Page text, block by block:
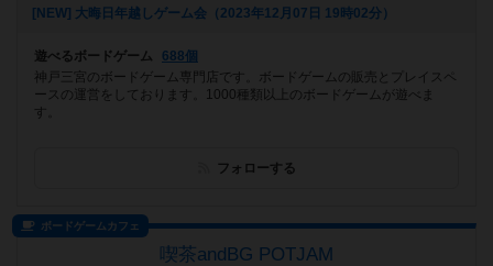
[NEW] 大晦日年越しゲーム会（2023年12月07日 19時02分）
遊べるボードゲーム
688個
神戸三宮のボードゲーム専門店です。ボードゲームの販売とプレイスペ
ースの運営をしております。1000種類以上のボードゲームが遊べま
す。
フォローする
ボードゲームカフェ
喫茶andBG POTJAM